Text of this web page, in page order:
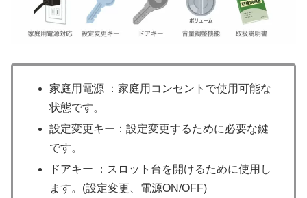
家庭用電源 ：家庭用コンセントで使用可能な
状態です。
設定変更キー：設定変更するために必要な鍵
です。
ドアキー ：スロット台を開けるために使用し
ます。(設定変更、電源ON/OFF)